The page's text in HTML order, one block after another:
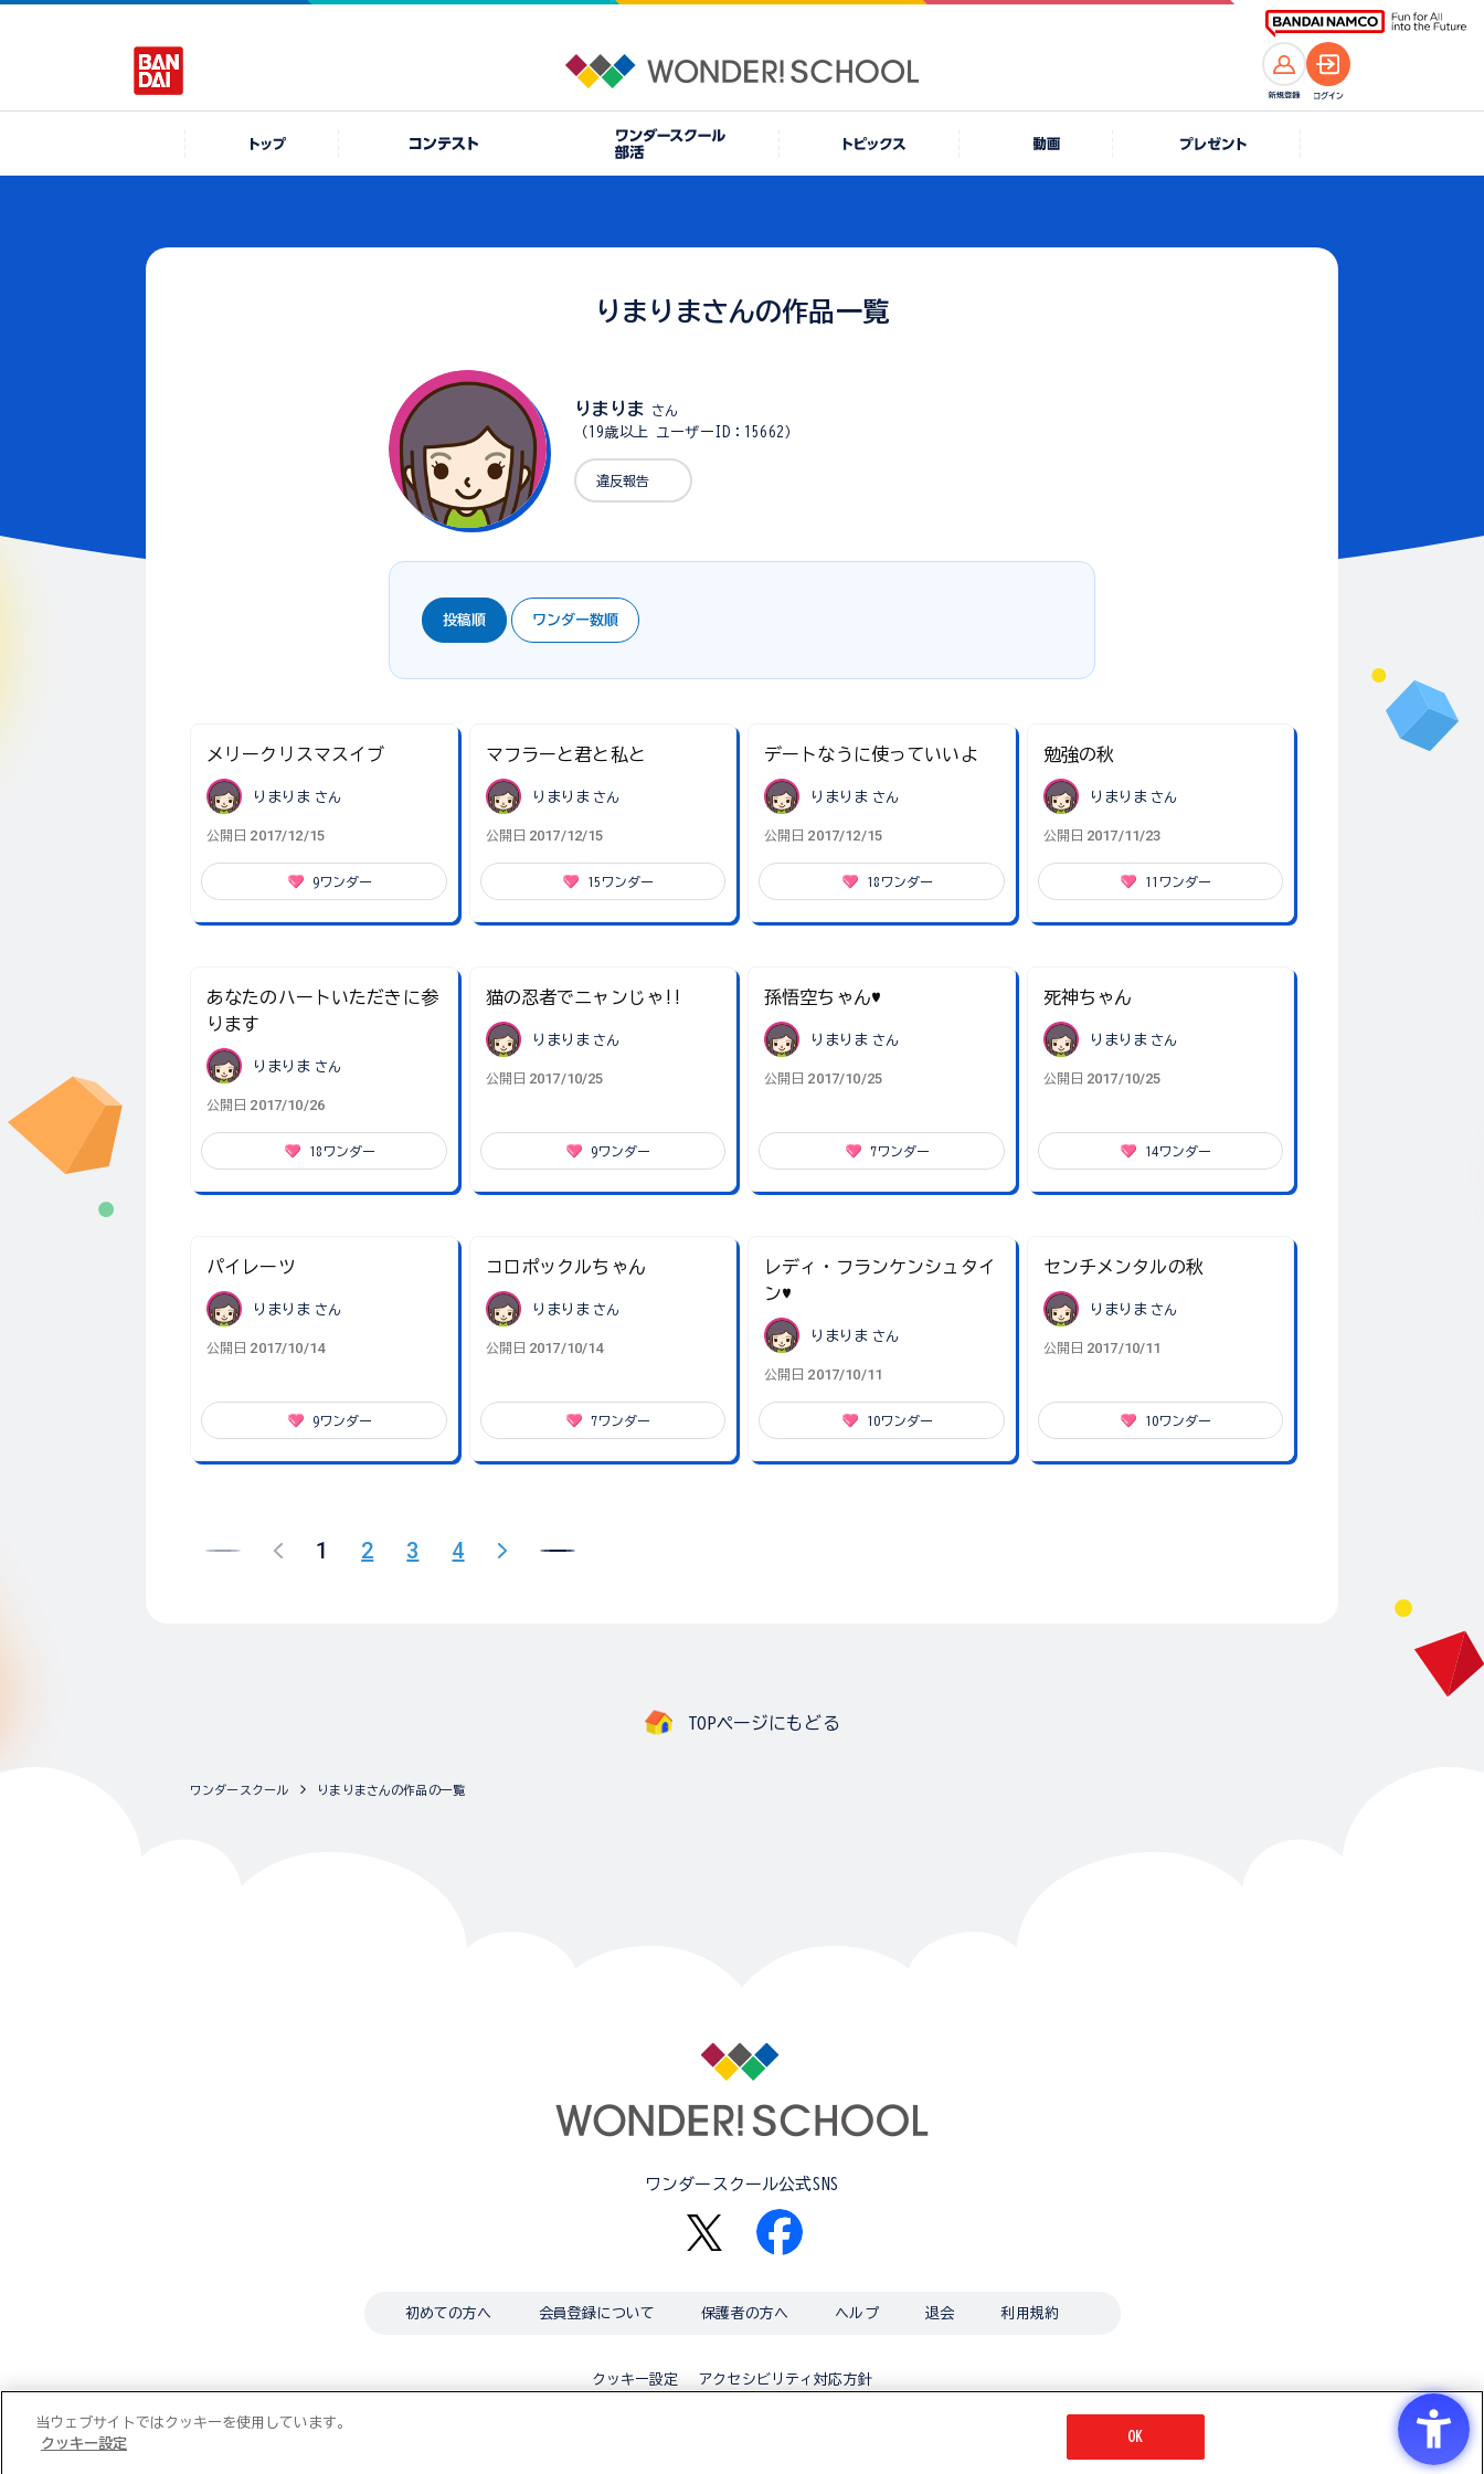
りまりまさんの作品一覧
りまりま さん
（19歳以上 ユーザーID：15662）
違反報告
投稿順 ワンダー数順
メリークリスマスイブ
りまりま さん
公開日 2017/12/15
9ワンダー
マフラーと君と私と
りまりま さん
公開日 2017/12/15
15 ワンダー
デートなうに使っていいよ
りまりま さん
公開日 2017/12/15
18 ワンダー
勉強の秋
りまりま さん
公開日 2017/11/23
11 ワンダー
あなたのハートいただきに参
ります
りまりま さん
公開日 2017/10/26
18 ワンダー
猫の忍者でニャンじゃ!!
りまりま さん
公開日 2017/10/25
9ワンダー
孫悟空ちゃん♥
りまりま さん
公開日 2017/10/25
7ワンダー
死神ちゃん
りまりま さん
公開日 2017/10/25
14ワンダー
パイレーツ
りまりま さん
公開日 2017/10/14
9ワンダー
コロポックルちゃん
りまりま さん
公開日 2017/10/14
7ワンダー
レディ・フランケンシュタイ
ン♥
りまりま さん
公開日 2017/10/11
10ワンダー
センチメンタルの秋
りまりま さん
公開日 2017/10/11
10ワンダー
1 2 3 4
TOPページにもどる
ワンダースクール りまりまさんの作品の一覧
ワンダースクール公式SNS
初めての方へ 会員登録について 保護者の方へ ヘルプ 退会 利用規約
クッキー設定 アクセシビリティ対応方針
当ウェブサイトではクッキーを使用しています。
クッキー設定
OK